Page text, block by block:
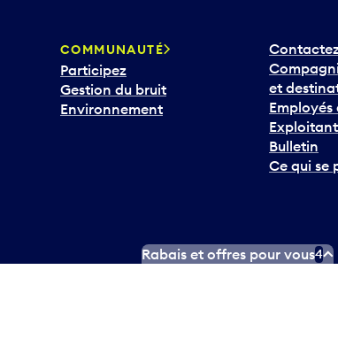
COMMUNAUTÉ
Participez
Gestion du bruit
Environnement
et
Employés
Bulletin
Ce qui se
Rabais et offres pour vous4